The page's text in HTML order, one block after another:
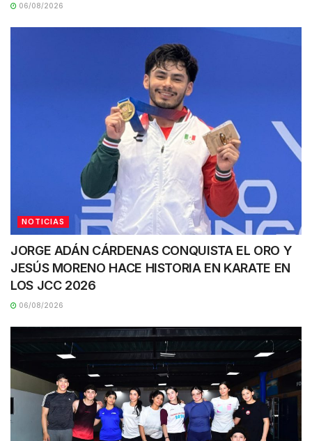
06/08/2026
NOTICIAS
JORGE ADÁN CÁRDENAS CONQUISTA EL ORO Y
JESÚS MORENO HACE HISTORIA EN KARATE EN
LOS JCC 2026
06/08/2026